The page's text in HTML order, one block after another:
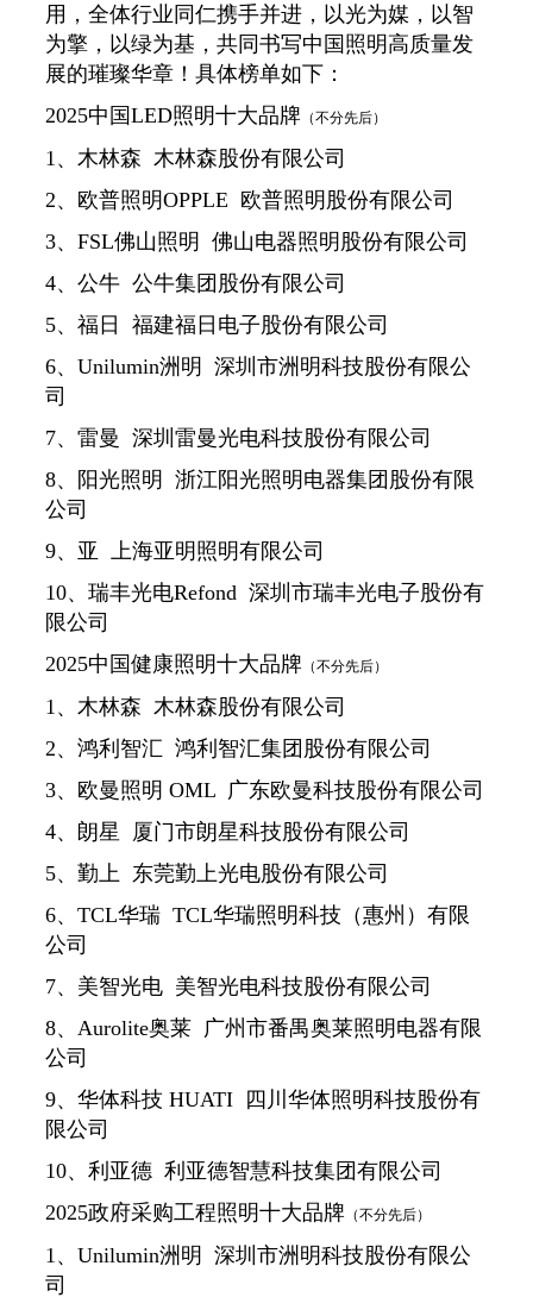
用，全体行业同仁携手并进，以光为媒，以智
为擎，以绿为基，共同书写中国照明高质量发
展的璀璨华章！具体榜单如下：
2025中国LED照明十大品牌 （不分先后）
1、木林森 木林森股份有限公司
2、欧普照明OPPLE 欧普照明股份有限公司
3、FSL佛山照明 佛山电器照明股份有限公司
4、公牛 公牛集团股份有限公司
5、福日 福建福日电子股份有限公司
6、Unilumin洲明 深圳市洲明科技股份有限公
司
7、雷曼 深圳雷曼光电科技股份有限公司
8、阳光照明 浙江阳光照明电器集团股份有限
公司
9、亚 上海亚明照明有限公司
10、瑞丰光电Refond 深圳市瑞丰光电子股份有
限公司
2025中国健康照明十大品牌 （不分先后）
1、木林森 木林森股份有限公司
2、鸿利智汇 鸿利智汇集团股份有限公司
3、欧曼照明 OML 广东欧曼科技股份有限公司
4、朗星 厦门市朗星科技股份有限公司
5、勤上 东莞勤上光电股份有限公司
6、TCL华瑞 TCL华瑞照明科技（惠州）有限
公司
7、美智光电 美智光电科技股份有限公司
8、Aurolite奥莱 广州市番禺奥莱照明电器有限
公司
9、华体科技 HUATI 四川华体照明科技股份有
限公司
10、利亚德 利亚德智慧科技集团有限公司
2025政府采购工程照明十大品牌 （不分先后）
1、Unilumin洲明 深圳市洲明科技股份有限公
司